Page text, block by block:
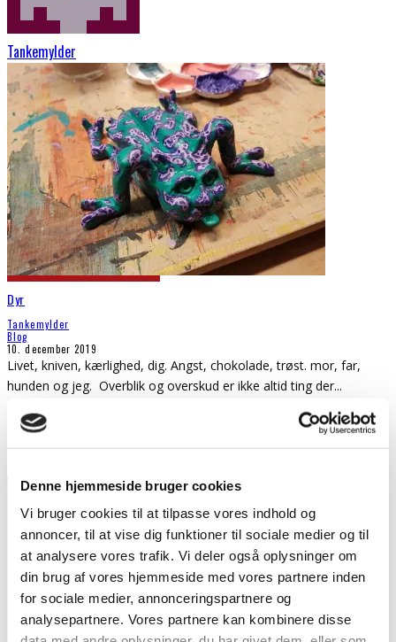
Denne hjemmeside bruger cookies
Vi bruger cookies til at tilpasse vores indhold og
annoncer, til at vise dig funktioner til sociale medier og til
at analysere vores trafik. Vi deler også oplysninger om
din brug af vores hjemmeside med vores partnere inden
for sociale medier, annonceringspartnere og
analysepartnere. Vores partnere kan kombinere disse
Tankemylder
Dyr
Tankemylder
Blog
10. december 2019
Livet, kniven, kærlighed, dig. Angst, chokolade, trøst. mor, far,
hunden og jeg. Overblik og overskud er ikke altid ting der...